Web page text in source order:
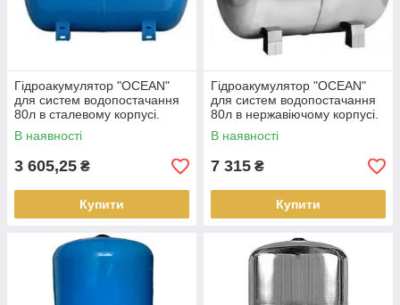
Гідроакумулятор "OCEAN"
для систем водопостачання
80л в сталевому корпусі.
В наявності
3 605,25 ₴
Купити
Гідроакумулятор "OCEAN"
для систем водопостачання
80л в нержавіючому корпусі.
В наявності
7 315 ₴
Купити